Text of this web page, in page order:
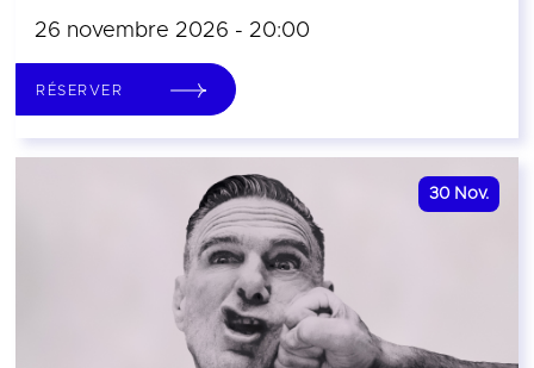
26 novembre 2026 - 20:00
RÉSERVER
30 Nov.